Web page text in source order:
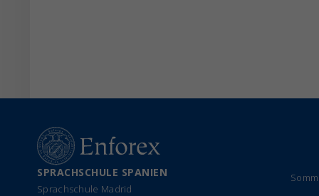
SPRACHSCHULE SPANIEN
Sprachschule Madrid